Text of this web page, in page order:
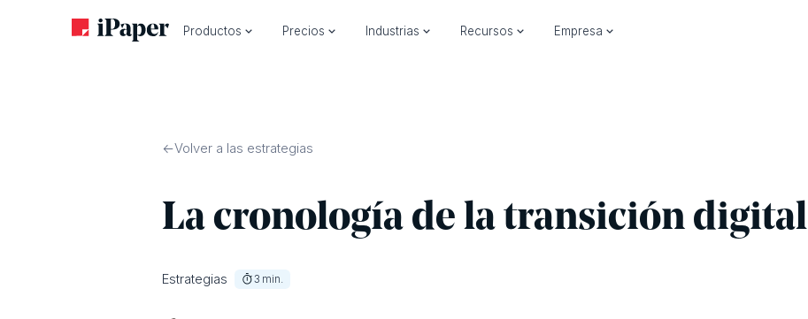
Productos Precios Industrias Recursos Empresa
Volver a las estrategias
La cronología de la transición digital
Estrategias 3 min.